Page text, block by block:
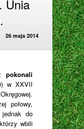
Unia
26 maja 2014
pokonali
w XXVII
połowy,
jednak do
wbili